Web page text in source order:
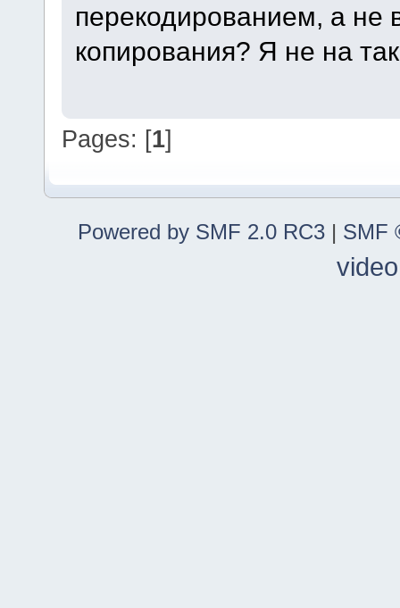
перекодированием, а не
копирования? Я не на
Pages: [1]
Powered by SMF 2.0 RC3 | SMF